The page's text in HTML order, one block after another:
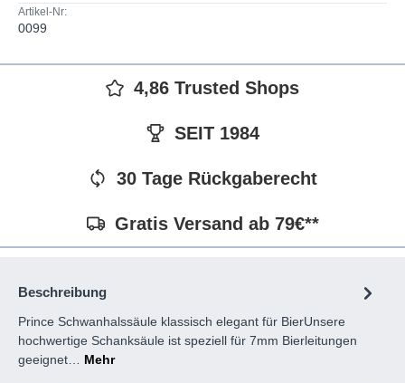
Artikel-Nr:
0099
4,86 Trusted Shops
SEIT 1984
30 Tage Rückgaberecht
Gratis Versand ab 79€**
Beschreibung
Prince Schwanhalssäule klassisch elegant für BierUnsere
hochwertige Schanksäule ist speziell für 7mm Bierleitungen
geeignet… Mehr